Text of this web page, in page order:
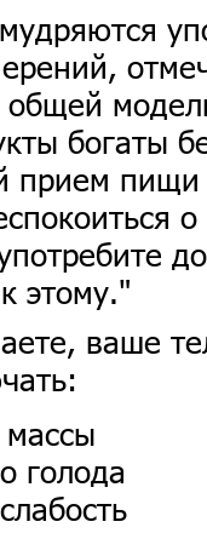
общей
богаты
прием пищи
этому."
ваше
голода